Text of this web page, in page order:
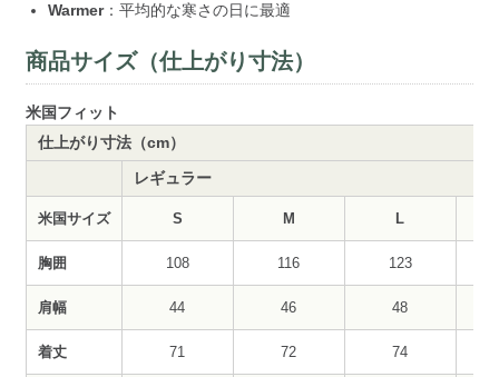
Warmer：平均的な寒さの日に最適
商品サイズ（仕上がり寸法）
米国フィット
仕上がり寸法（cm）
レギュラー
米国サイズ S M L
胸囲 108 116 123
肩幅 44 46 48
着丈 71 72 74